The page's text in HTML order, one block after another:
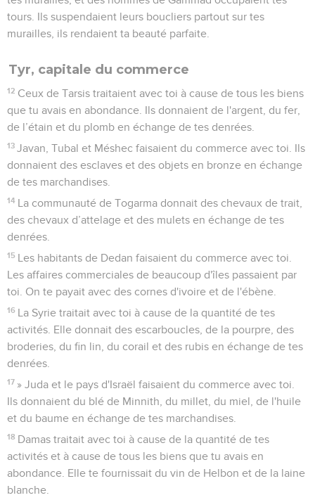
tours. Ils suspendaient leurs boucliers partout sur tes
murailles, ils rendaient ta beauté parfaite.
Tyr, capitale du commerce
12 Ceux de Tarsis traitaient avec toi à cause de tous les biens
que tu avais en abondance. Ils donnaient de l'argent, du fer,
de l’étain et du plomb en échange de tes denrées.
13 Javan, Tubal et Méshec faisaient du commerce avec toi. Ils
donnaient des esclaves et des objets en bronze en échange
de tes marchandises.
14 La communauté de Togarma donnait des chevaux de trait,
des chevaux d’attelage et des mulets en échange de tes
denrées.
15 Les habitants de Dedan faisaient du commerce avec toi.
Les affaires commerciales de beaucoup d'îles passaient par
toi. On te payait avec des cornes d'ivoire et de l'ébène.
16 La Syrie traitait avec toi à cause de la quantité de tes
activités. Elle donnait des escarboucles, de la pourpre, des
broderies, du fin lin, du corail et des rubis en échange de tes
denrées.
17 » Juda et le pays d'Israël faisaient du commerce avec toi.
Ils donnaient du blé de Minnith, du millet, du miel, de l'huile
et du baume en échange de tes marchandises.
18 Damas traitait avec toi à cause de la quantité de tes
activités et à cause de tous les biens que tu avais en
abondance. Elle te fournissait du vin de Helbon et de la laine
blanche.